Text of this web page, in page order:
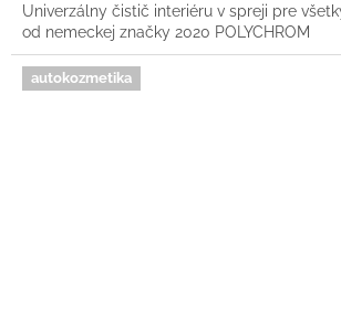
Univerzálny čistič interiéru v spreji pre
od nemeckej značky 2020 POLYCHROM
autokozmetika